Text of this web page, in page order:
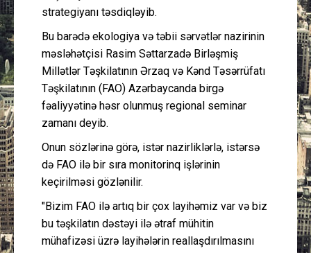
Peşə etikası
Əlaqə
strategiyanı təsdiqləyib.
Bu barədə ekologiya və təbii sərvətlər nazirinin
məsləhətçisi Rasim Səttarzadə Birləşmiş
Millətlər Təşkilatının Ərzaq və Kənd Təsərrüfatı
Təşkilatının (FAO) Azərbaycanda birgə
fəaliyyətinə həsr olunmuş regional seminar
zamanı deyib.
Onun sözlərinə görə, istər nazirliklərlə, istərsə
də FAO ilə bir sıra monitorinq işlərinin
keçirilməsi gözlənilir.
"Bizim FAO ilə artıq bir çox layihəmiz var və biz
bu təşkilatın dəstəyi ilə ətraf mühitin
mühafizəsi üzrə layihələrin reallaşdırılmasını